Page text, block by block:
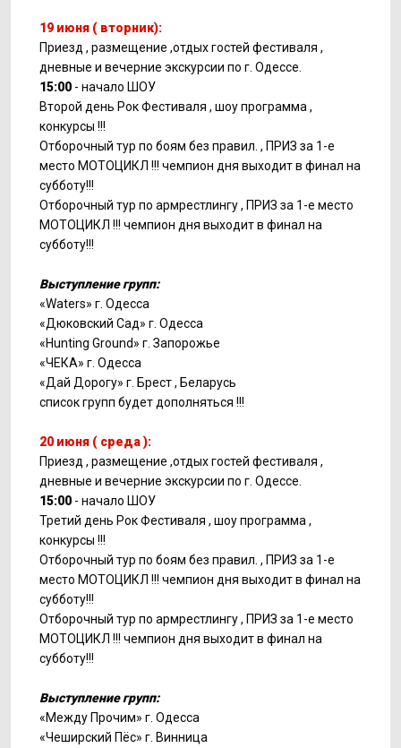
19 июня ( вторник):
Приезд , размещение ,отдых гостей фестиваля ,
дневные и вечерние экскурсии по г. Одессе.
15:00 - начало ШОУ
Второй день Рок Фестиваля , шоу программа ,
конкурсы !!!
Отборочный тур по боям без правил. , ПРИЗ за 1-е
место МОТОЦИКЛ !!! чемпион дня выходит в финал на
субботу!!!
Отборочный тур по армрестлингу , ПРИЗ за 1-е место
МОТОЦИКЛ !!! чемпион дня выходит в финал на
субботу!!!
Выступление групп:
«Waters» г. Одесса
«Дюковский Сад» г. Одесса
«Hunting Ground» г. Запорожье
«ЧЕКА» г. Одесса
«Дай Дорогу» г. Брест , Беларусь
список групп будет дополняться !!!
20 июня ( среда ):
Приезд , размещение ,отдых гостей фестиваля ,
дневные и вечерние экскурсии по г. Одессе.
15:00 - начало ШОУ
Третий день Рок Фестиваля , шоу программа ,
конкурсы !!!
Отборочный тур по боям без правил. , ПРИЗ за 1-е
место МОТОЦИКЛ !!! чемпион дня выходит в финал на
субботу!!!
Отборочный тур по армрестлингу , ПРИЗ за 1-е место
МОТОЦИКЛ !!! чемпион дня выходит в финал на
субботу!!!
Выступление групп:
«Между Прочим» г. Одесса
«Чеширский Пёс» г. Винница